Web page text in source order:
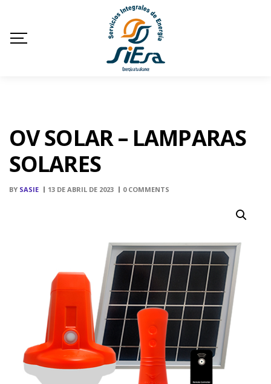
OV SOLAR – LAMPARAS
SOLARES
BY SASIE 13 DE ABRIL DE 2023 0 COMMENTS